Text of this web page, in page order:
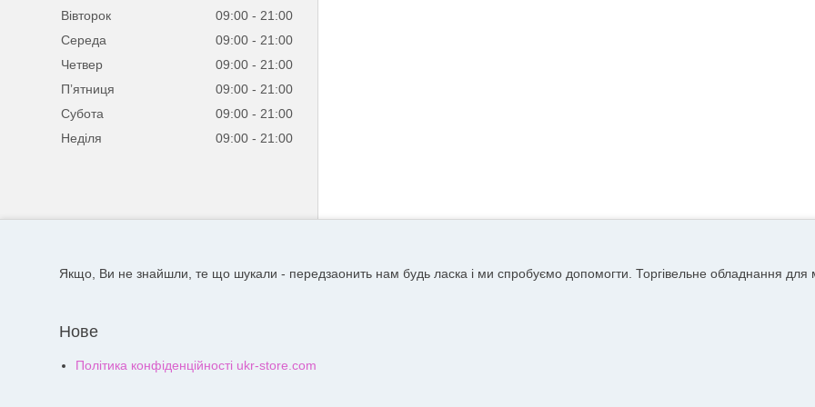
Вівторок 09:00
21:00
Середа
09:00
21:00
Четвер
09:00
21:00
Пʼятниця
09:00
21:00
Субота
09:00
21:00
Неділя
09:00 21:00
Якщо, Ви не знайшли, те що шукали - передзаонить нам будь ласка і ми спробуємо допомогти. Торгівельне обладнання для
Нове
Політика конфіденційності ukr-store.com